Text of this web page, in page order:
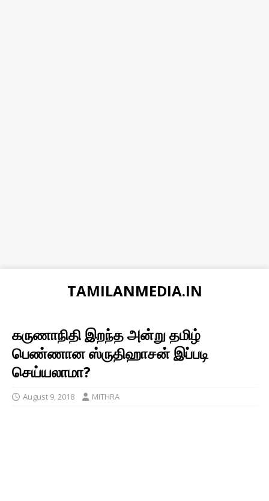
TAMILANMEDIA.IN
கருணாநிதி இறந்த அன்று தமிழ்
பெண்ணான ஸ்ருதிஹாசன் இப்படி
செய்யலாமா?
August 9, 2018 MITHRA